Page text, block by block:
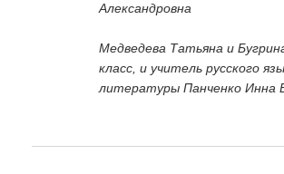
Александровна
Медведева Татьяна и
класс, и учитель русского
литературы Панченко Инна